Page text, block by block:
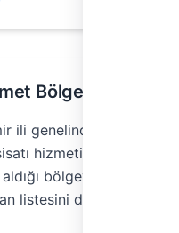
Bölgeleri
ili genelinde
hizmeti
bölgeye
listesini de